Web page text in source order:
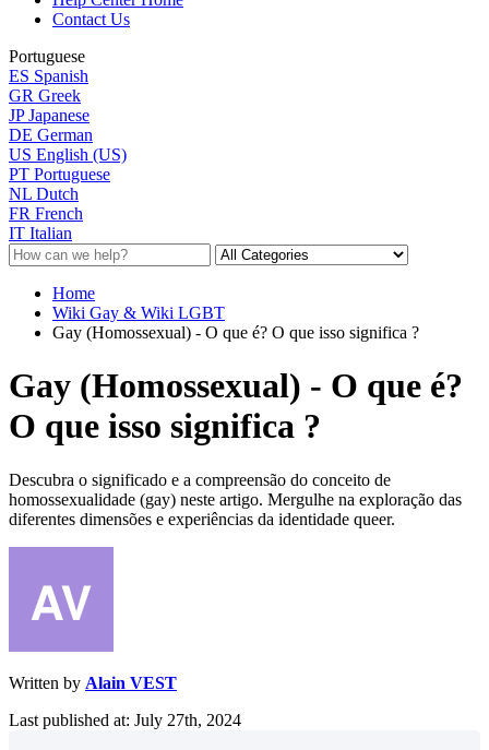
Contact Us
Portuguese
ES Spanish
GR Greek
JP Japanese
DE German
US English (US)
PT Portuguese
NL Dutch
FR French
IT Italian
Home
Wiki Gay & Wiki LGBT
Gay (Homossexual) - O que é? O que isso significa ?
Gay (Homossexual) - O que é?
O que isso significa ?
Descubra o significado e a compreensão do conceito de
homossexualidade (gay) neste artigo. Mergulhe na exploração das
diferentes dimensões e experiências da identidade queer.
Written by Alain VEST
Last published at: July 27th, 2024